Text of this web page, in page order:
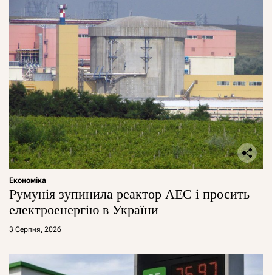
Економіка
Румунія зупинила реактор АЕС і просить
електроенергію в України
3 Серпня, 2026